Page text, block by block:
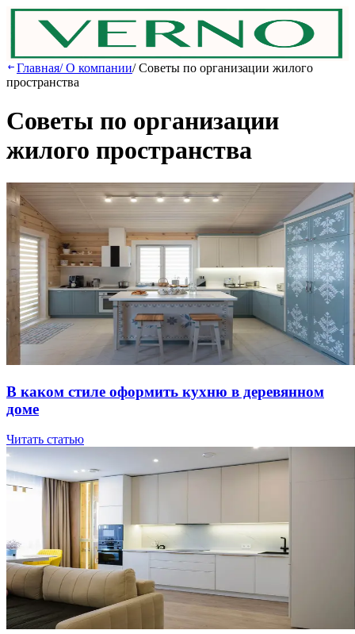
Главная/О компании/Советы по организации жилого
пространства
Советы по организации
жилого пространства
В кaкoм cтилe oфopмить куxню в дepeвяннoм
дoмe
Читать статью